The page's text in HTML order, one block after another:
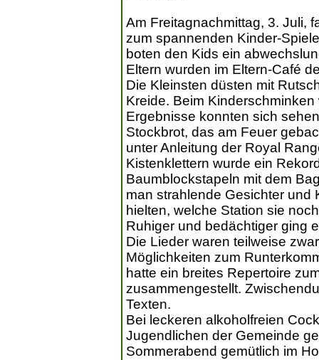
Am Freitagnachmittag, 3. Juli,
zum spannenden Kinder-
boten den Kids ein
Eltern wurden im Eltern-Café
Die Kleinsten düsten mit
Kreide. Beim
Ergebnisse konnten sich
Stockbrot, das am Feuer
unter Anleitung der Royal
Kistenklettern wurde ein
Baumblockstapeln mit dem
man strahlende Gesichter und
hielten, welche Station sie
Ruhiger und bedächtiger ging
Die Lieder waren teilweise
Möglichkeiten zum
hatte ein breites Repertoire
zusammengestellt.
Texten.
Bei leckeren alkoholfreien
Jugendlichen der Gemeinde
Sommerabend gemütlich im